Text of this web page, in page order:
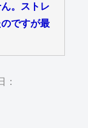
。ストレ
ですが最
：